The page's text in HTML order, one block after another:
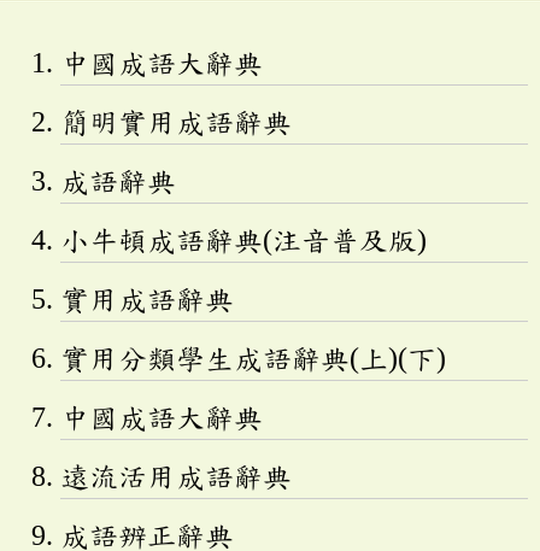
中國成語大辭典
簡明實用成語辭典
成語辭典
小牛頓成語辭典(注音普及版)
實用成語辭典
實用分類學生成語辭典(上)(下)
中國成語大辭典
遠流活用成語辭典
成語辨正辭典